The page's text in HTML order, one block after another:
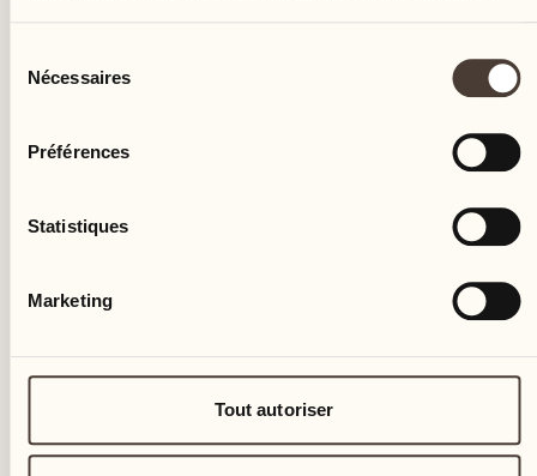
Nécessaires
Préférences
Statistiques
Marketing
Tout autoriser